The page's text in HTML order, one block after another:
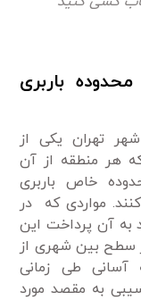
باربری
تهران یکی از
هر منطقه از آن
خاص باربری
مواردی که در
به آن پرداخت این
سطح بین شهری از
آسانی طی زمانی
به مقصد مورد